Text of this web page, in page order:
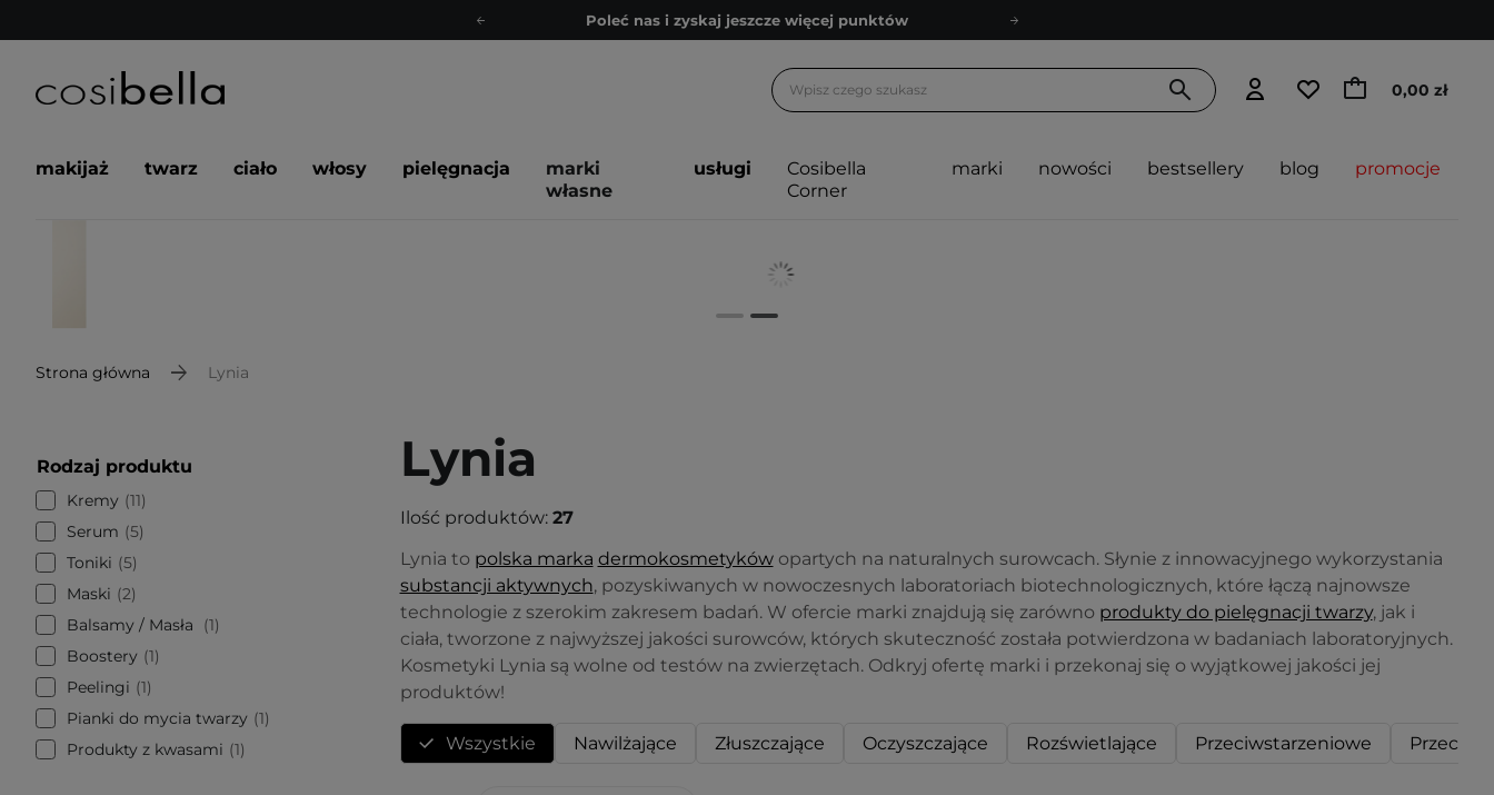
Poleć nas i zyskaj jeszcze więcej punktów
Bezpłatne konsultacje kosmetologiczne
Poleć nas i zyskaj jeszcze więcej punktów
0,00 zł
makijaż twarz ciało włosy pielęgnacja
marki
własne
usługi
Cosibella
Corner
marki nowości bestsellery blog promocje
Strona główna Lynia
Rodzaj produktu
Kremy
11
Serum
5
Toniki
5
Maski
2
Balsamy / Masła
1
Boostery
1
Peelingi
1
Pianki do mycia twarzy
1
Produkty z kwasami
1
Lynia
Ilość produktów: 27
Lynia to polska marka dermokosmetykówopartych na naturalnych surowcach. Słynie z innowacyjnego wykorzystania
substancji aktywnych, pozyskiwanych w nowoczesnych laboratoriach biotechnologicznych, które łączą najnowsze
technologie z szerokim zakresem badań. W ofercie marki znajdują się zarówno produkty do pielęgnacji twarzy, jak i
ciała, tworzone z najwyższej jakości surowców, których skuteczność została potwierdzona w badaniach laboratoryjnych.
Kosmetyki Lynia są wolne od testów na zwierzętach. Odkryj ofertę marki i przekonaj się o wyjątkowej jakości jej
produktów!
Wszystkie Nawilżające Złuszczające Oczyszczające Rozświetlające Przeciwstarzeniowe Przeciw